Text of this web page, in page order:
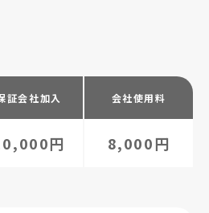
証会社加入 会社使用料
円 8,000円